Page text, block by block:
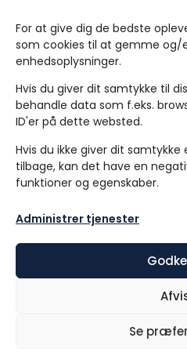
For at give dig de bedste
som cookies til at gemme og/
enhedsoplysninger.
Hvis du giver dit samtykke til
behandle data som f.eks.
ID'er på dette websted.
Hvis du ikke giver dit
tilbage, kan det have en
funktioner og egenskaber.
Administrer tjenester
Se
internationale afdeling
hjemmeside – hvor du
for at høre mere.